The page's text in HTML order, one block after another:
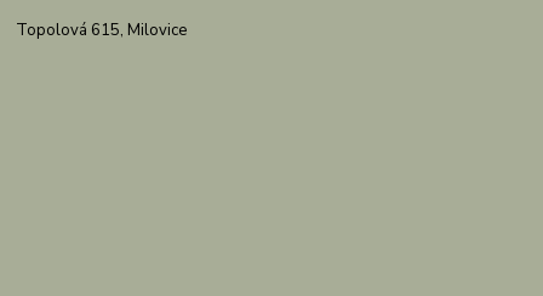
Topolová 615, Milovice